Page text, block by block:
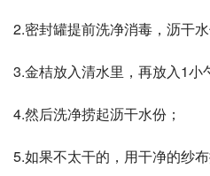
2.密封罐提前洗净消毒，沥干水
3.金桔放入清水里，再放入1小
4.然后洗净捞起沥干水份；
5.如果不太干的，用干净的纱布